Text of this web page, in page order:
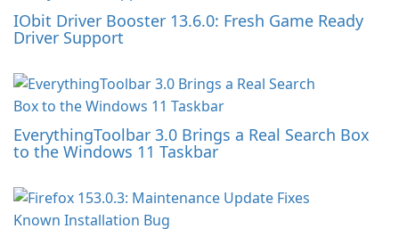
IObit Driver Booster 13.6.0: Fresh Game Ready
Driver Support
EverythingToolbar 3.0 Brings a Real Search Box
to the Windows 11 Taskbar